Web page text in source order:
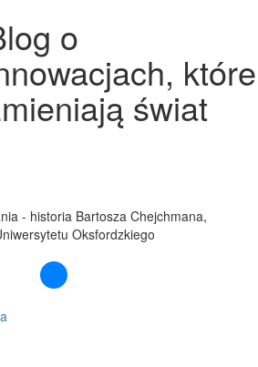
o
które
świat
- historia Bartosza Chejchmana,
Oksfordzkiego